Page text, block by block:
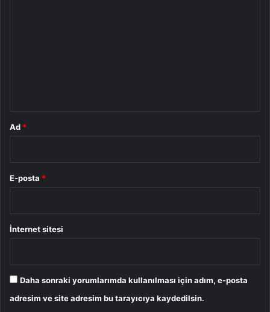
Ad *
E-posta *
İnternet sitesi
Daha sonraki yorumlarımda kullanılması için adım, e-posta
adresim ve site adresim bu tarayıcıya kaydedilsin.